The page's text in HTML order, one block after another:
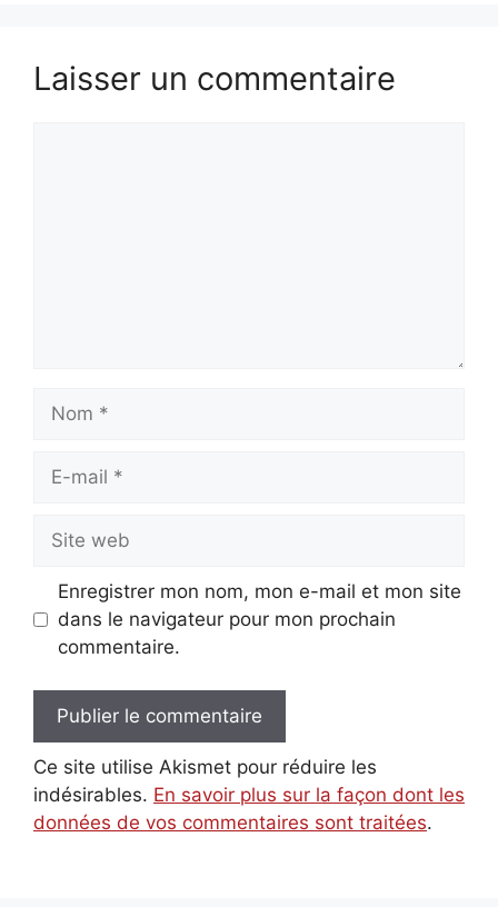
Laisser un commentaire
Nom
Site
web
Enregistrer mon nom, mon e-mail et mon site
dans le navigateur pour mon prochain
commentaire.
Ce site utilise Akismet pour réduire les
indésirables. En savoir plus sur la façon dont les
données de vos commentaires sont traitées.